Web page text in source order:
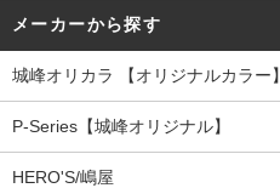
メーカーから探す
城峰オリカラ 【オリジナルカラー】
P-Series【城峰オリジナル】
HERO'S/嶋屋